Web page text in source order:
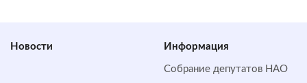
Новости Информация
Собрание депутатов НАО